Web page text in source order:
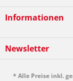
Informationen
Newsletter
* Alle Preise inkl.